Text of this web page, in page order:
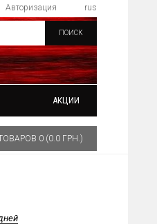
rus
Авторизация
ПОИСК
АКЦИИ
0 (0.0 ГРН.)